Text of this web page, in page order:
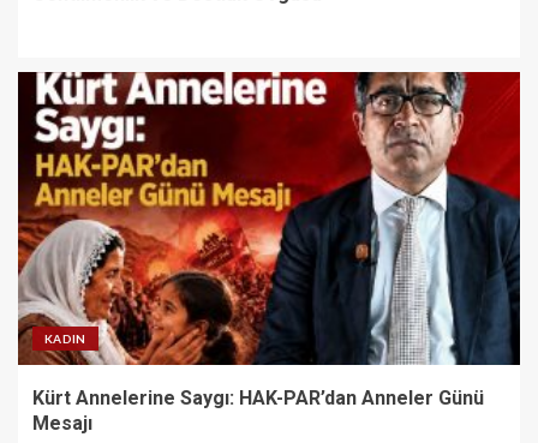
KADIN
Kürt Annelerine Saygı: HAK-PAR’dan Anneler Günü
Mesajı